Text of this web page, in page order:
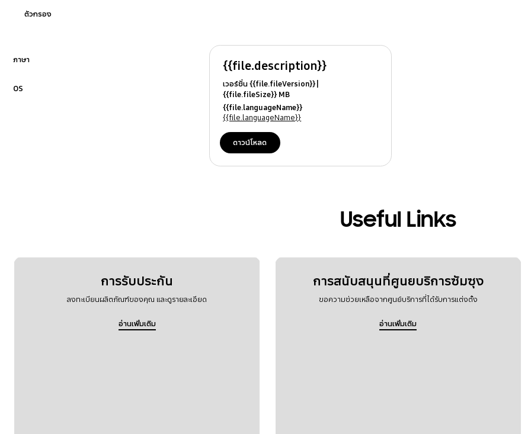
ตัวกรอง
ภาษา
OS
{{file.description}}
เวอร์ชั่น {{file.fileVersion}}
{{file.fileSize}} MB
{{file.fileModifiedDate}}
{{file.osNames}}
{{file.languageName}}
{{file.languageName}}
ดาวน์โหลด
Useful Links
การรับประกัน
ลงทะเบียนผลิตภัณฑ์ของคุณ และดูรายละเอียด
อ่านเพิ่มเติม
การสนับสนุนที่ศูนยบริการซัมซุง
ขอความช่วยเหลือจากศูนย์บริการที่ได้รับการแต่งตั้ง
อ่านเพิ่มเติม